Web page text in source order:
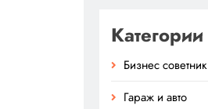
Категории
Бизнес советник
Гараж и авто